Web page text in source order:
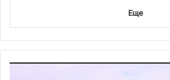
Еще